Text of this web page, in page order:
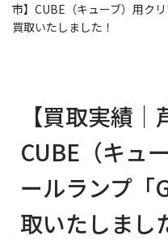
市】CUBE（キューブ）用ク
買取いたしました！
【買取実績｜
CUBE（キュ
ールランプ「
取いたしまし